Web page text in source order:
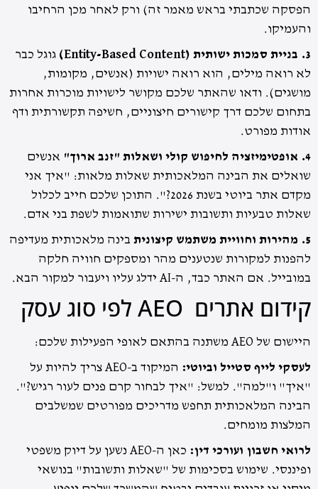
הפסקה שכתבתי בראש מאמר זה) ורק לאחר מכן הרחיבו
והעמיקו.
3. בניית סמכות ישותית (Entity-Based Content)
גוגל כבר
לא רואה מילים, הוא רואה ישויות (אנשים, מקומות,
מושגים). ודאו שהאתר שלכם מקושר לישויות מוכרות אחרות
בתחום שלכם דרך קישורים חיצוניים, חשיפה תקשורתית ודף
אודות מפורט.
4. אופטימיזציה לחיפוש קולי ושאלות "זנב ארוך"
אנשים
שואלים את הבינה המלאכותית שאלות מלאות: "איך אני
מקדם אתר ביוטי בשנת 2026?". התוכן שלכם חייב לכלול
שאלות טבעיות ותשובות ישירות שתואמות לשפת בני אדם.
5. מהירות וחוויית משתמש קיצונית
בינה מלאכותית מעדיפה
להפנות למקורות שנטענים מהר ומספקים חוויה חלקה
במובייל. אם האתר כבד, ה-AI ידלג עליו ויעבור למקור הבא.
קידום אתרים AEO לפי סוג עסק
היישום של AEO משתנה בהתאם לאופי הפעילות שלכם:
לעסקי לייף סטייל וביוטי:
המיקוד ב-AEO צריך להיות על
"איך" ו"למה". למשל: "איך לבחור קרם פנים לעור רגיש?".
הבינה המלאכותית תחפש מדריכים מפורטים שמשלבים
המלצות מומחים.
לרואי חשבון ועורכי דין:
כאן ה-AEO נשען על דיוק משפטי
ופיננסי. שימוש בסכימות של "שאלות ותשובות" בנושאי